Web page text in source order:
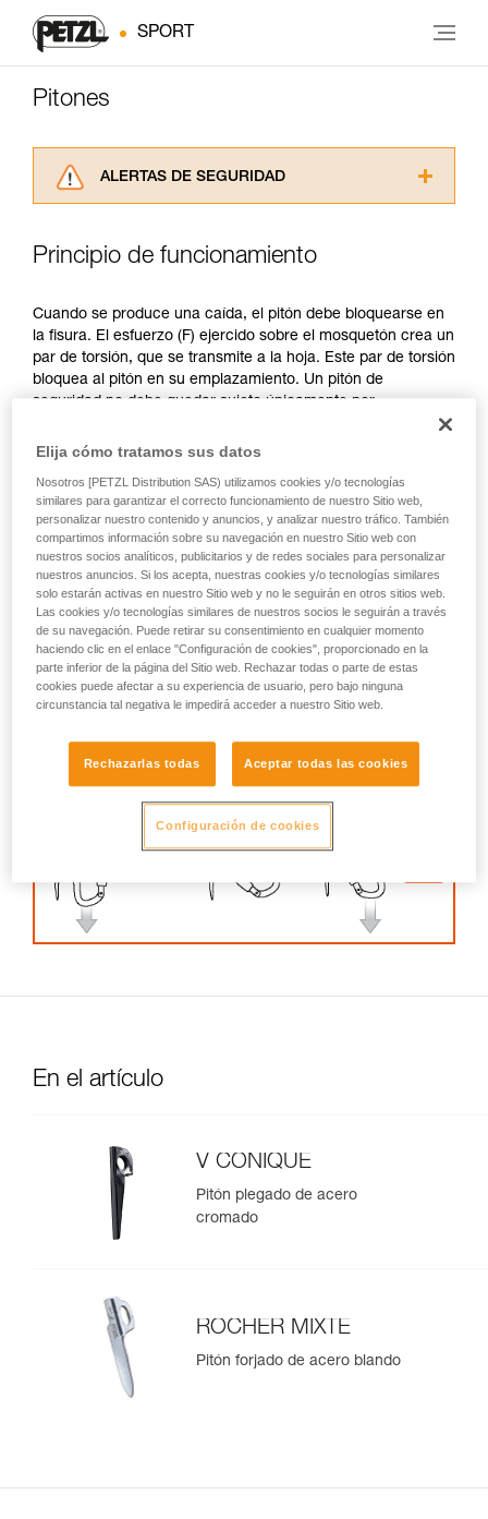
SPORT
Pitones
ALERTAS DE SEGURIDAD
consultarlo. Usted debe comprender la
comprender este complemento informativo.
Dominar estas técnicas requiere una formación
y un entrenamiento específico. Confirme a
través de un profesional su capacidad para
ejecutar estas técnicas, solo y con total
Damos ejemplos de técnicas relacionadas con
su actividad. Pueden existir otras que no
describimos aquí.
Principio de funcionamiento
Cuando se produce una caída, el pitón debe bloquearse en
la fisura. El esfuerzo (F) ejercido sobre el mosquetón crea un
par de torsión, que se transmite a la hoja. Este par de torsión
bloquea al pitón en su emplazamiento. Un pitón de
seguridad no debe quedar sujeto únicamente por
En el artículo
V CONIQUE
Pitón plegado de acero
cromado
ROCHER MIXTE
Pitón forjado de acero blando
Elija cómo tratamos sus datos
Nosotros [PETZL Distribution SAS) utilizamos cookies y/o tecnologías
similares para garantizar el correcto funcionamiento de nuestro Sitio web,
personalizar nuestro contenido y anuncios, y analizar nuestro tráfico. También
compartimos información sobre su navegación en nuestro Sitio web con
nuestros socios analíticos, publicitarios y de redes sociales para personalizar
nuestros anuncios. Si los acepta, nuestras cookies y/o tecnologías similares
solo estarán activas en nuestro Sitio web y no le seguirán en otros sitios web.
Las cookies y/o tecnologías similares de nuestros socios le seguirán a través
de su navegación. Puede retirar su consentimiento en cualquier momento
haciendo clic en el enlace "Configuración de cookies", proporcionado en la
parte inferior de la página del Sitio web. Rechazar todas o parte de estas
cookies puede afectar a su experiencia de usuario, pero bajo ninguna
circunstancia tal negativa le impedirá acceder a nuestro Sitio web.
Rechazarlas todas Aceptar todas las cookies
Configuración de cookies